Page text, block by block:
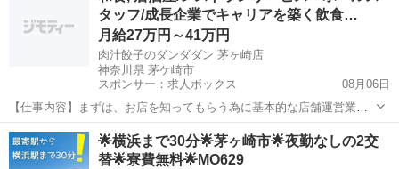
タッフ/成長企業でキャリアを築く飲食…
月給27万円～41万円
肉汁餃子のダンダダン 茅ヶ崎店
神奈川県 茅ケ崎市
スポンサー：求人ボックス
08月06日
【仕事内容】まずは、お店を知ってもらう為に基本的な店舗運営業務
全般から学んでもらい、「やってみたい!」という意欲があれば日本酒
開発や広報、商品開発や店舗開発チームなどなど幅広いお仕事に参加
できます。 <業務内容> キッチン:料理の...
正社員
🌟横浜まで30分🌟茅ヶ崎市🌟夜勤なしの2交
替🌟寮費無料🌟MO629